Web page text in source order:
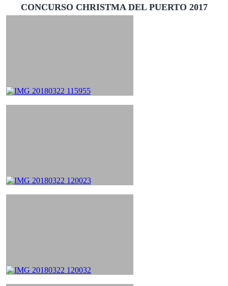
CONCURSO CHRISTMA DEL PUERTO 2017